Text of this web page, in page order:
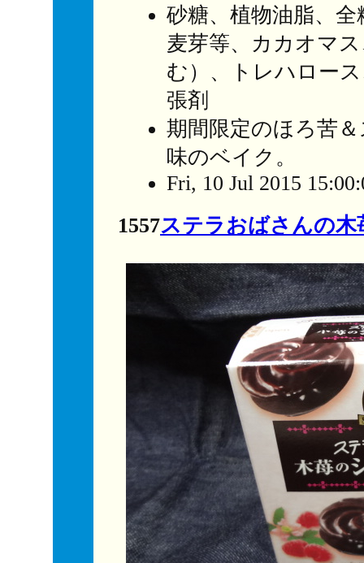
砂糖、植物油脂、
麦芽等、カカオマ
む）、トレハロー
張剤
期間限定のほろ苦
味のベイク。
Fri, 10 Jul 2015
1557ステラおばさんの